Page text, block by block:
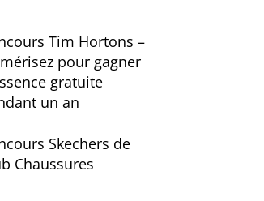
Tim Hortons –
pour gagner
gratuite
un an
Skechers de
Chaussures